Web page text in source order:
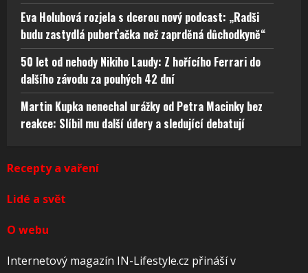
Eva Holubová rozjela s dcerou nový podcast: „Radši
budu zastydlá puberťačka než zaprděná důchodkyně“
50 let od nehody Nikiho Laudy: Z hořícího Ferrari do
dalšího závodu za pouhých 42 dní
Martin Kupka nenechal urážky od Petra Macinky bez
reakce: Slíbil mu další údery a sledující debatují
Recepty a vaření
Lidé a svět
O webu
Internetový magazín IN-Lifestyle.cz přináší v